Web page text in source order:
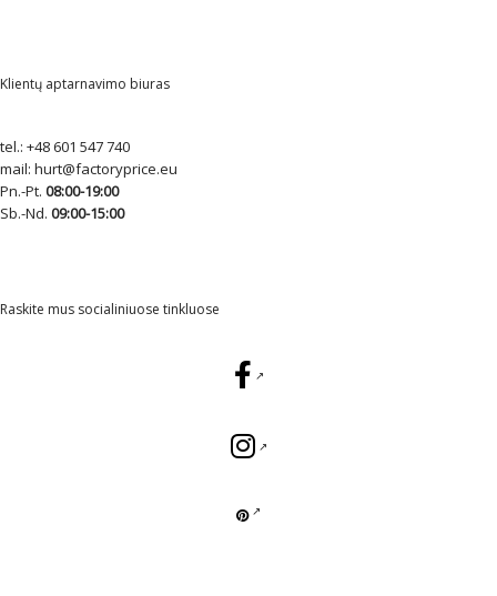
Klientų aptarnavimo biuras
tel.: +48 601 547 740
mail: hurt@factoryprice.eu
Pn.-Pt. 08:00-19:00
Sb.-Nd. 09:00-15:00
Raskite mus socialiniuose tinkluose